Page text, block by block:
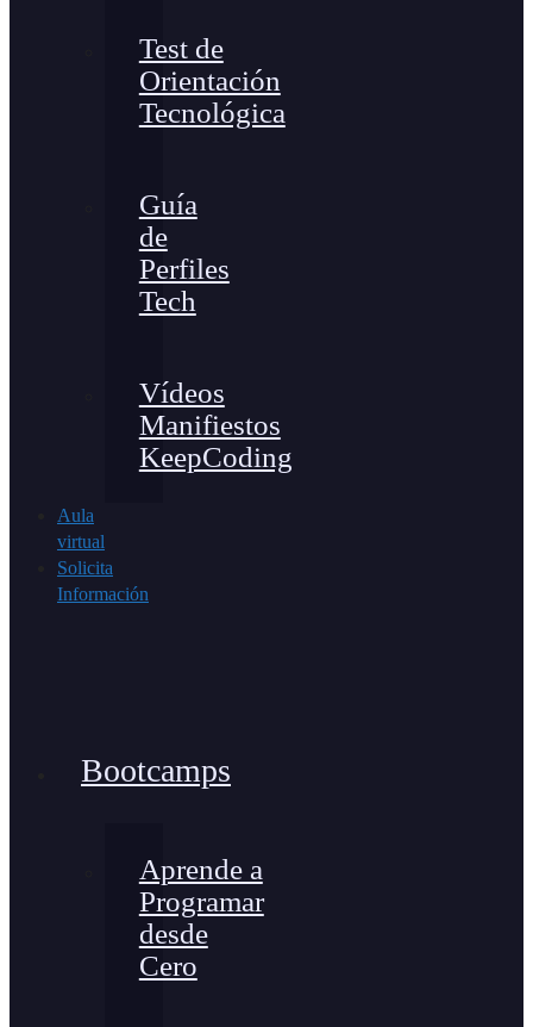
Test de
Orientación
Tecnológica
Guía
de
Perfiles
Tech
Vídeos
Manifiestos
KeepCoding
Aula
virtual
Solicita
Información
Bootcamps
Aprende a
Programar
desde
Cero